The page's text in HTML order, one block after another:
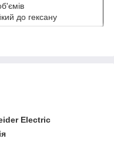
до гексану
Electric